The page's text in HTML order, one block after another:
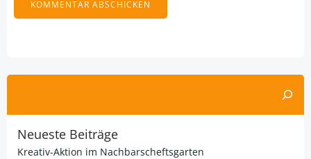
Neueste Beiträge
Kreativ-Aktion im Nachbarscheftsgarten